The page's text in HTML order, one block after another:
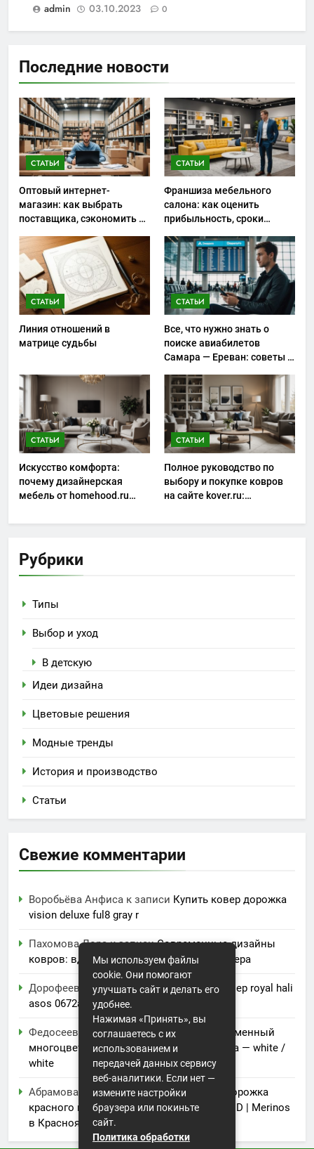
admin
03.10.2023 0
Последние новости
СТАТЬИ
Оптовый интернет-
магазин: как выбрать
поставщика, сэкономить на
ассортиментом
СТАТЬИ
Франшиза мебельного
салона: как оценить
прибыльность, сроки
запуска
СТАТЬИ
Линия отношений в
матрице судьбы
СТАТЬИ
Все, что нужно знать о
поиске авиабилетов
Самара — Ереван: советы и
СТАТЬИ
Искусство комфорта:
почему дизайнерская
мебель от homehood.ru
интерьере
СТАТЬИ
Полное руководство по
выбору и покупке ковров
на сайте kover.ru:
уют и стиль в интерьере
Рубрики
Типы
Выбор и уход
В детскую
Идеи дизайна
Цветовые решения
Модные тренды
История и производство
Статьи
Свежие комментарии
Воробьёва Анфиса к записи Купить ковер дорожка
vision deluxe ful8 gray r
Пахомова Лорак записиСовременные дизайны
ковров: вдохновение для вашего интерьера
Дорофеева Акулинак записиКупить ковер royal hali
asos 0672a
Федосеева Вандак записиКупить современный
многоцветный ковер erkaplan pamir 7253a — white /
white
Абрамова Аксиньяк записиКовровая дорожка
красного цвета Меринос Da Vinci 5442 RED | Merinos
в Красноярске
Мы используем файлы
cookie. Они помогают
улучшать сайт и делать его
удобнее.
Нажимая «Принять», вы
соглашаетесь с их
использованием и
передачей данных сервису
веб-аналитики. Если нет —
измените настройки
браузера или покиньте
сайт.
Политика обработки